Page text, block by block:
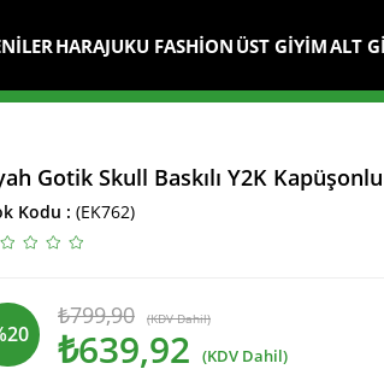
HARAJUKU FASHİON ÜST GİYİMALT
Gotik Skull Baskılı Y2K
Kodu (EK762)
20
₺799,90 (KDV Dahil)
₺639,92 (KDV Dahil)